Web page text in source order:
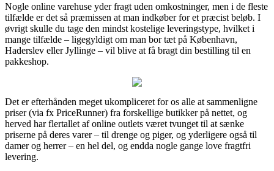
Nogle online varehuse yder fragt uden omkostninger, men i de fleste
tilfælde er det så præmissen at man indkøber for et præcist beløb. I
øvrigt skulle du tage den mindst kostelige leveringstype, hvilket i
mange tilfælde – ligegyldigt om man bor tæt på København,
Haderslev eller Jyllinge – vil blive at få bragt din bestilling til en
pakkeshop.
Det er efterhånden meget ukompliceret for os alle at sammenligne
priser (via fx PriceRunner) fra forskellige butikker på nettet, og
herved har flertallet af online outlets været tvunget til at sænke
priserne på deres varer – til drenge og piger, og yderligere også til
damer og herrer – en hel del, og endda nogle gange love fragtfri
levering.